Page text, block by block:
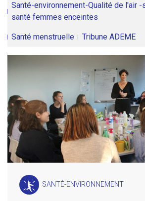
Santé-environnement-Qualité de l'air
santé femmes enceintes
Santé menstruelle Tribune ADEME
SANTÉ-ENVIRONNEMENT